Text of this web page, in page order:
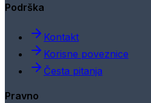
Podrška
Kontakt
Korisne poveznice
Česta pitanja
Pravno